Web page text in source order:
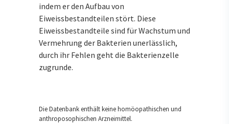
indem er den Aufbau von
Eiweissbestandteilen stört. Diese
Eiweissbestandteile sind für Wachstum und
Vermehrung der Bakterien unerlässlich,
durch ihr Fehlen geht die Bakterienzelle
zugrunde.
Die Datenbank enthält keine homöopathischen und
anthroposophischen Arzneimittel.